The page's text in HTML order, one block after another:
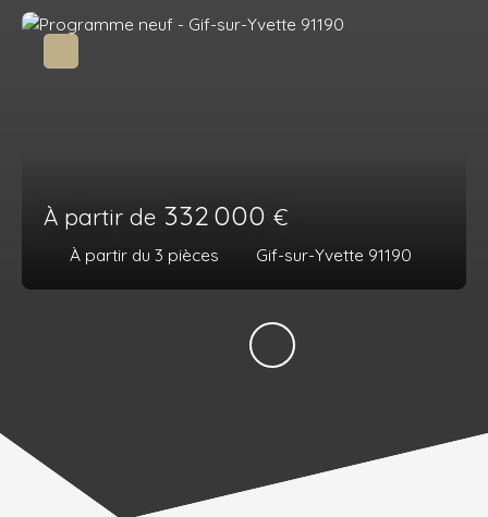
À partir de 332 000 €
À partir du 3 pièces Gif-sur-Yvette 91190